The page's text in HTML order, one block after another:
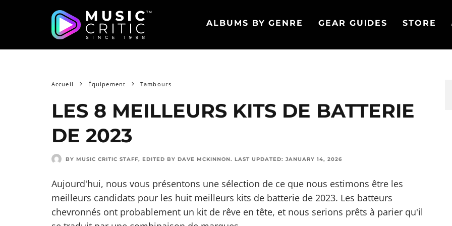
ALBUMS BY GENRE GEAR GUIDES STORE
Accueil Équipement Tambours
LES 8 MEILLEURS KITS DE BATTERIE
DE 2023
BY MUSIC CRITIC STAFF, EDITED BY DAVE MCKINNON. LAST UPDATED: JANUARY 14, 2026
Aujourd'hui, nous vous présentons une sélection de ce que nous estimons être les
meilleurs candidats pour les huit meilleurs kits de batterie de 2023. Les batteurs
chevronnés ont probablement un kit de rêve en tête, et nous serions prêts à parier qu'il